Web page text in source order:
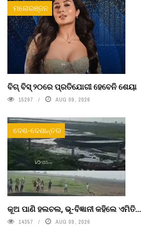
ମନୋରଞ୍ଜନ
ବିଗ୍ ବିସ୍ ୨୦ରେ ପ୍ରତିଯୋଗୀ ହେବେନି ଶେୟା
15297 AUG 09, 2026
ଦେଶ-ଦେଶାନ୍ତର
କୂଅ ପାଣି ହଲଚଲ, ଭୂ-ବିଜ୍ଞାନୀ କହିଲେ ଏମିତି...
14357 AUG 09, 2026